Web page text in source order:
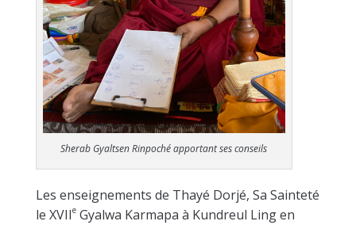
Sherab Gyaltsen Rinpoché apportant ses conseils
Les enseignements de Thayé Dorjé, Sa Sainteté
le XVIIeGyalwa Karmapa à Kundreul Ling en